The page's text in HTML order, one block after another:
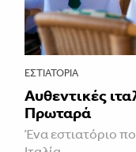
ΕΣΤΙΑΤΌΡΙΑ
Αυθεντικές
Πρωταρά
Ένα εστιατόριο